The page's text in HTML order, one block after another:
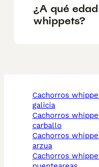
¿A qué
whippets?
cachorros whippet
galicia
cachorros whippet
carballo
cachorros whippet
arzua
cachorros whippet